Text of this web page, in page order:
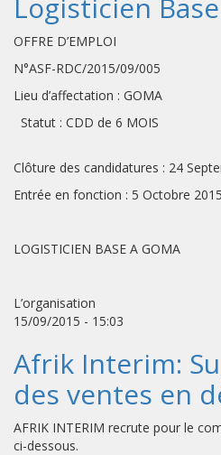
Logisticien
OFFRE D’EMPLOI
N°ASF-RDC/2015/09/005
Lieu d’affectation : GOMA
Statut : CDD de 6 MOIS
Clôture des candidatures : 24
Entrée en fonction : 5 Octobre
LOGISTICIEN BASE A GOMA
L’organisation
15/09/2015 - 15:03
Afrik Interim:
des ventes en
AFRIK INTERIM recrute pour le
ci-dessous.